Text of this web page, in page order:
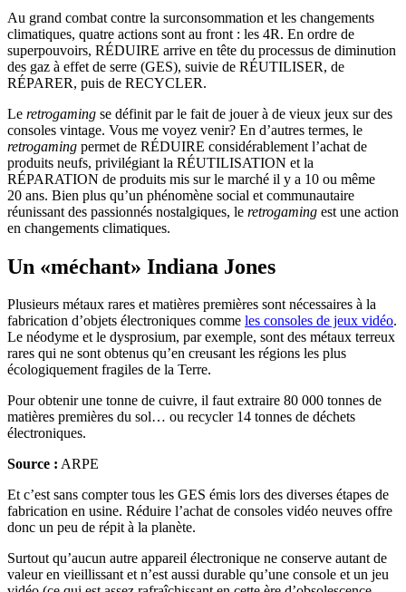
Au grand combat contre la surconsommation et les changements
climatiques, quatre actions sont au front : les 4R. En ordre de
superpouvoirs, RÉDUIRE arrive en tête du processus de diminution
des gaz à effet de serre (GES), suivie de RÉUTILISER, de
RÉPARER, puis de RECYCLER.
Le retrogaming se définit par le fait de jouer à de vieux jeux sur des
consoles vintage. Vous me voyez venir? En d’autres termes, le
retrogaming permet de RÉDUIRE considérablement l’achat de
produits neufs, privilégiant la RÉUTILISATION et la
RÉPARATION de produits mis sur le marché il y a 10 ou même
20 ans. Bien plus qu’un phénomène social et communautaire
réunissant des passionnés nostalgiques, le retrogaming est une action
en changements climatiques.
Un «méchant» Indiana Jones
Plusieurs métaux rares et matières premières sont nécessaires à la
fabrication d’objets électroniques comme les consoles de jeux vidéo.
Le néodyme et le dysprosium, par exemple, sont des métaux terreux
rares qui ne sont obtenus qu’en creusant les régions les plus
écologiquement fragiles de la Terre.
Pour obtenir une tonne de cuivre, il faut extraire 80 000 tonnes de
matières premières du sol… ou recycler 14 tonnes de déchets
électroniques.
Source : ARPE
Et c’est sans compter tous les GES émis lors des diverses étapes de
fabrication en usine. Réduire l’achat de consoles vidéo neuves offre
donc un peu de répit à la planète.
Surtout qu’aucun autre appareil électronique ne conserve autant de
valeur en vieillissant et n’est aussi durable qu’une console et un jeu